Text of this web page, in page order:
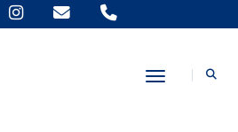
Toggle
und Nachrichtendienste stärken.